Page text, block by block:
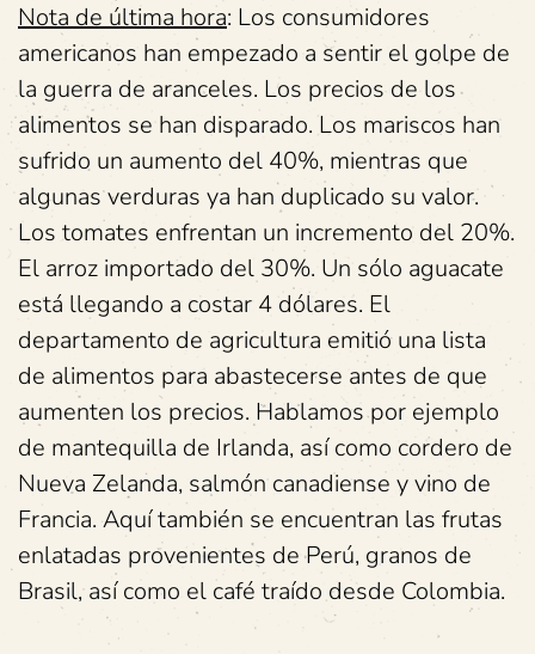
Nota de última hora: Los consumidores
americanos han empezado a sentir el golpe de
la guerra de aranceles. Los precios de los
alimentos se han disparado. Los mariscos han
sufrido un aumento del 40%, mientras que
algunas verduras ya han duplicado su valor.
Los tomates enfrentan un incremento del 20%.
El arroz importado del 30%. Un sólo aguacate
está llegando a costar 4 dólares. El
departamento de agricultura emitió una lista
de alimentos para abastecerse antes de que
aumenten los precios. Hablamos por ejemplo
de mantequilla de Irlanda, así como cordero de
Nueva Zelanda, salmón canadiense y vino de
Francia. Aquí también se encuentran las frutas
enlatadas provenientes de Perú, granos de
Brasil, así como el café traído desde Colombia.